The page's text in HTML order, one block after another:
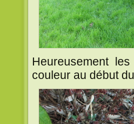
Heureusement les
couleur au début